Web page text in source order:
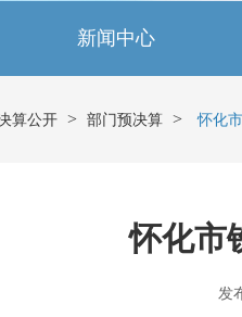
新闻中心
算公开 > 部门预决算 > 怀化
怀化市
发